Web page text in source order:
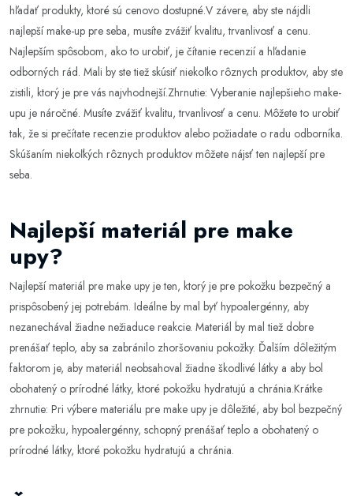
hľadať produkty, ktoré sú cenovo dostupné.V závere, aby ste nájdli
najlepší make-up pre seba, musíte zvážiť kvalitu, trvanlivosť a cenu.
Najlepším spôsobom, ako to urobiť, je čítanie recenzií a hľadanie
odborných rád. Mali by ste tiež skúsiť niekoľko rôznych produktov, aby ste
zistili, ktorý je pre vás najvhodnejší.Zhrnutie: Vyberanie najlepšieho make-
upu je náročné. Musíte zvážiť kvalitu, trvanlivosť a cenu. Môžete to urobiť
tak, že si prečítate recenzie produktov alebo požiadate o radu odborníka.
Skúšaním niekoľkých rôznych produktov môžete nájsť ten najlepší pre
seba.
Najlepší materiál pre make
upy?
Najlepší materiál pre make upy je ten, ktorý je pre pokožku bezpečný a
prispôsobený jej potrebám. Ideálne by mal byť hypoalergénny, aby
nezanechával žiadne nežiaduce reakcie. Materiál by mal tiež dobre
prenášať teplo, aby sa zabránilo zhoršovaniu pokožky. Ďalším dôležitým
faktorom je, aby materiál neobsahoval žiadne škodlivé látky a aby bol
obohatený o prírodné látky, ktoré pokožku hydratujú a chránia.Krátke
zhrnutie: Pri výbere materiálu pre make upy je dôležité, aby bol bezpečný
pre pokožku, hypoalergénny, schopný prenášať teplo a obohatený o
prírodné látky, ktoré pokožku hydratujú a chránia.